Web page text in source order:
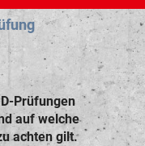
Prüfungen
auf welche
achten gilt.